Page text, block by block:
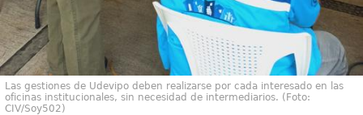
Las gestiones de Udevipo deben realizarse por cada interesado en las
oficinas institucionales, sin necesidad de intermediarios. (Foto:
CIV/Soy502)